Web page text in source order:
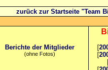
zurück zur Startseite "Team
Berichte der Mitglieder
(ohne Fotos)
[
[